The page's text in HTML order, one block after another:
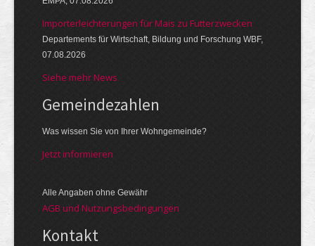
Importerleichterungen für Mais zu Futterzwecken
Departements für Wirtschaft, Bildung und Forschung WBF,
07.08.2026
Siehe mehr News
Gemeinde­zahlen
Was wissen Sie von Ihrer Wohngemeinde?
Jetzt informieren
Alle Angaben ohne Gewähr
AGB und Nutzungsbedingungen
Kontakt